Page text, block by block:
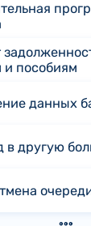
и пособиям
данных
в другую